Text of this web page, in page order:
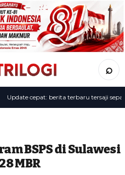
⌕
cepat: berita terbaru tersaji
BSPS di Sulawesi
MBR